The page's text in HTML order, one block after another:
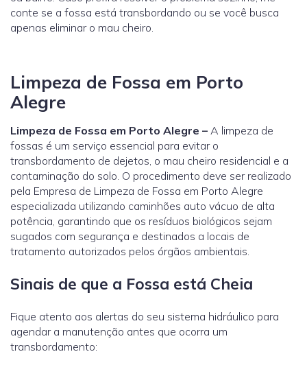
conte se a fossa está transbordando ou se você busca
apenas eliminar o mau cheiro.
Limpeza de Fossa em Porto
Alegre
Limpeza de Fossa em Porto Alegre – A limpeza de
fossas é um serviço essencial para evitar o
transbordamento de dejetos, o mau cheiro residencial e a
contaminação do solo. O procedimento deve ser realizado
pela Empresa de Limpeza de Fossa em Porto Alegre
especializada utilizando caminhões auto vácuo de alta
potência, garantindo que os resíduos biológicos sejam
sugados com segurança e destinados a locais de
tratamento autorizados pelos órgãos ambientais.
Sinais de que a Fossa está Cheia
Fique atento aos alertas do seu sistema hidráulico para
agendar a manutenção antes que ocorra um
transbordamento: